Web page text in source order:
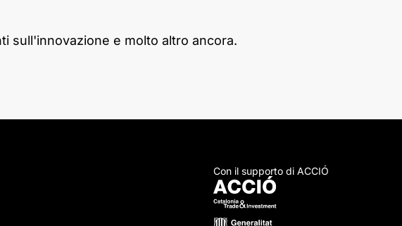
sull'innovazione e molto altro ancora.
Con il supporto di ACCIÓ